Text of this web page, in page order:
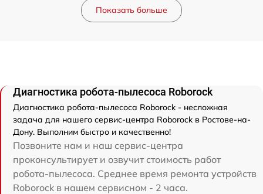
Показать больше
Диагностика робота-пылесоса Roborock
Диагностика робота-пылесоса Roborock - несложная
задача для нашего сервис-центра Roborock в Ростове-на-
Дону. Выполним быстро и качественно!
Позвоните нам и наш сервис-центра
проконсультирует и озвучит стоимость работ
робота-пылесоса. Среднее время ремонта устройств
Roborock в нашем сервисном - 2 часа.